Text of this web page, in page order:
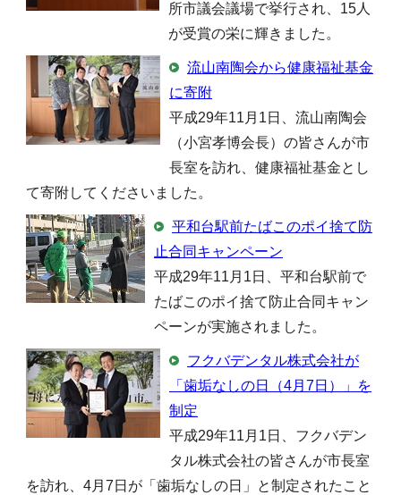
所市議会議場で挙行され、15人
が受賞の栄に輝きました。
流山南陶会から健康福祉基金
に寄附
平成29年11月1日、流山南陶会
（小宮孝博会長）の皆さんが市
長室を訪れ、健康福祉基金とし
て寄附してくださいました。
平和台駅前たばこのポイ捨て防
止合同キャンペーン
平成29年11月1日、平和台駅前で
たばこのポイ捨て防止合同キャン
ペーンが実施されました。
フクバデンタル株式会社が
「歯垢なしの日（4月7日）」を
制定
平成29年11月1日、フクバデン
タル株式会社の皆さんが市長室
を訪れ、4月7日が「歯垢なしの日」と制定されたこと